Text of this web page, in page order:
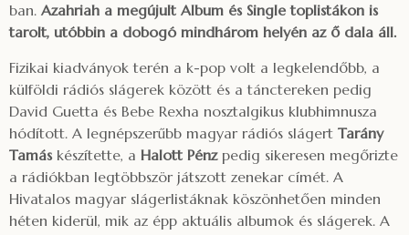
ban. Azahriah a megújult Album és Single toplistákon is
tarolt, utóbbin a dobogó mindhárom helyén az ő dala áll.
Fizikai kiadványok terén a k-pop volt a legkelendőbb, a
külföldi rádiós slágerek között és a tánctereken pedig
David Guetta és Bebe Rexha nosztalgikus klubhimnusza
hódított. A legnépszerűbb magyar rádiós slágert Tarány
Tamáskészítette, a Halott Pénzpedig sikeresen megőrizte
a rádiókban legtöbbször játszott zenekar címét. A
Hivatalos magyar slágerlistáknak köszönhetően minden
héten kiderül, mik az épp aktuális albumok és slágerek. A